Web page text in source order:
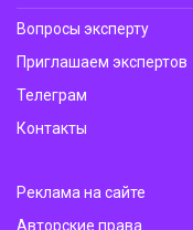
Вопросы эксперту
Приглашаем экспертов
Телеграм
Контакты
Реклама на сайте
Авторские права